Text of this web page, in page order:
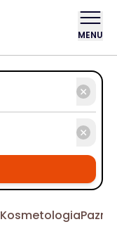
MENU
Kosmetologia